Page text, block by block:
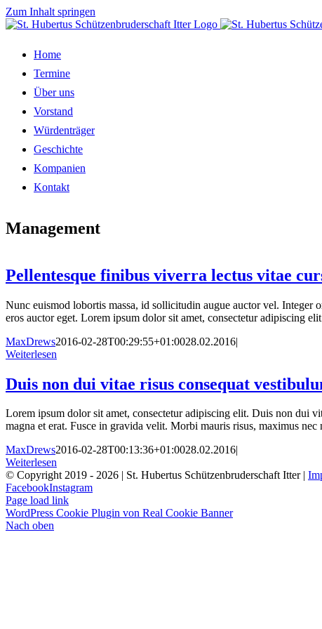
Zum Inhalt springen
Home
Termine
Über uns
Vorstand
Würdenträger
Geschichte
Kompanien
Kontakt
Management
Pellentesque finibus viverra lectus vitae
Nunc euismod lobortis massa, id sollicitudin augue auctor vel. Integer
eros auctor eget. Lorem ipsum dolor sit amet, consectetur adipiscing
MaxDrews2016-02-28T00:29:55+01:0028.02.2016|
Weiterlesen
Duis non dui vitae risus consequat
Lorem ipsum dolor sit amet, consectetur adipiscing elit. Duis non dui
magna et erat. Fusce in gravida velit. Morbi mauris risus, maximus
MaxDrews2016-02-28T00:13:36+01:0028.02.2016|
Weiterlesen
© Copyright 2019 - 2026 | St. Hubertus Schützenbruderschaft Itter |
FacebookInstagram
Page load link
WordPress Cookie Plugin von Real Cookie Banner
Nach oben